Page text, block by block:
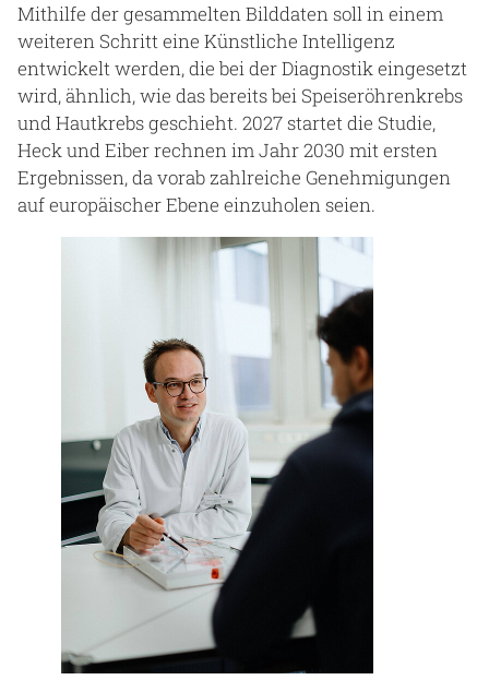
Mithilfe der gesammelten Bilddaten soll in einem
weiteren Schritt eine Künstliche Intelligenz
entwickelt werden, die bei der Diagnostik eingesetzt
wird, ähnlich, wie das bereits bei Speiseröhrenkrebs
und Hautkrebs geschieht. 2027 startet die Studie,
Heck und Eiber rechnen im Jahr 2030 mit ersten
Ergebnissen, da vorab zahlreiche Genehmigungen
auf europäischer Ebene einzuholen seien.